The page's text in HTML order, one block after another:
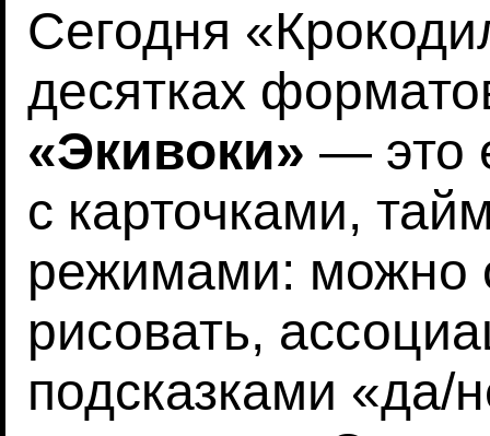
Сегодня
десятках
«Экивоки» — это
с карточками,
режимами: можно
рисовать,
подсказками «да/